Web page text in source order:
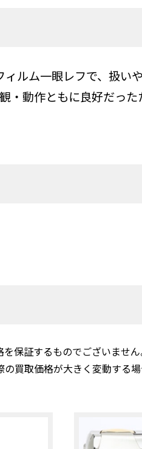
ルム一眼レフで、扱い
・動作ともに良好だっ
保証するものでございませ
買取価格が大きく変動する